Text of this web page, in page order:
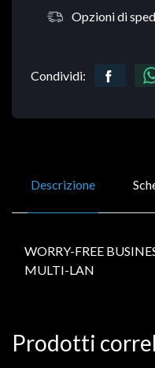
Opzioni di
Condividi:
Descrizione
WORRY-FREE
MULTI-LAN
Prodotti